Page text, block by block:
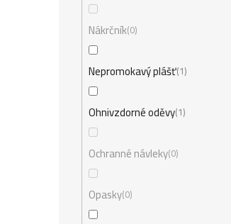
Nákrčník 0
Nepromokavý plášť 1
Ohnivzdorné oděvy 1
Ochranné návleky 0
Opasky 0